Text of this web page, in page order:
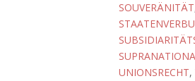
SOUVERÄNITÄT
UNIONSRECHT,